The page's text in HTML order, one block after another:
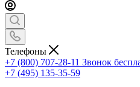
Телефоны
+7 (800) 707-28-11 Звонок
+7 (495) 135-35-59